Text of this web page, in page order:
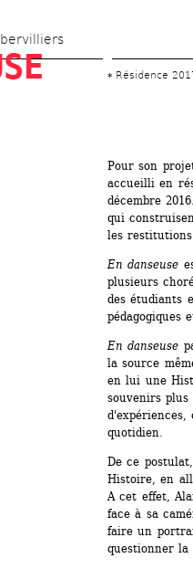
Résidence
Pour son
accueilli en
décembre
qui
les restitutions
En danseuse
plusieurs
des étudiants
pédagogiques
En danseuse
la source
en lui une
souvenirs plus
quotidien.
De ce
Histoire, en
A cet effet,
face à sa
faire un
questionner la